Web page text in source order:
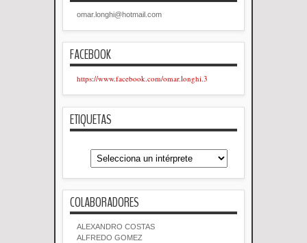
omar.longhi@hotmail.com
FACEBOOK
https://www.facebook.com/omar.longhi.3
ETIQUETAS
COLABORADORES
ALEXANDRO COSTAS
ALFREDO GOMEZ